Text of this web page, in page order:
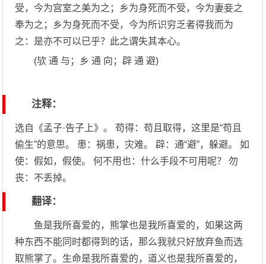
受，今为宫室之美为之；乡为身死而不受，今为妻妾之
奉为之；乡为身死而不受，今为所识穷乏者得我而为
之：是亦不可以已乎？此之谓失其本心。
(欤 通 与；乡 通 向；辟 通 避)
注释：
选自《孟子·告子上》。 苟得：苟且取得，这里是“苟且
偷生”的意思。 患：祸患，灾难。 辟：通“避”，躲避。 如
使：假如，假使。 何不用也：什么手段不可用呢？ 勿
丧：不丢掉。
翻译：
鱼是我所喜爱的，熊掌也是我所喜爱的，如果这两
种东西不能同时都得到的话，那么我就只好放弃鱼而选
取熊掌了。生命是我所喜爱的，道义也是我所喜爱的，